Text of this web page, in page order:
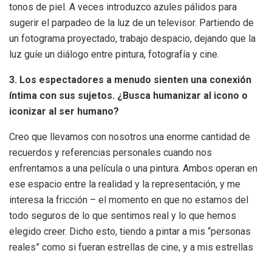
tonos de piel. A veces introduzco azules pálidos para
sugerir el parpadeo de la luz de un televisor. Partiendo de
un fotograma proyectado, trabajo despacio, dejando que la
luz guíe un diálogo entre pintura, fotografía y cine.
3. Los espectadores a menudo sienten una conexión
íntima con sus sujetos. ¿Busca humanizar al icono o
iconizar al ser humano?
Creo que llevamos con nosotros una enorme cantidad de
recuerdos y referencias personales cuando nos
enfrentamos a una película o una pintura. Ambos operan en
ese espacio entre la realidad y la representación, y me
interesa la fricción – el momento en que no estamos del
todo seguros de lo que sentimos real y lo que hemos
elegido creer. Dicho esto, tiendo a pintar a mis “personas
reales” como si fueran estrellas de cine, y a mis estrellas